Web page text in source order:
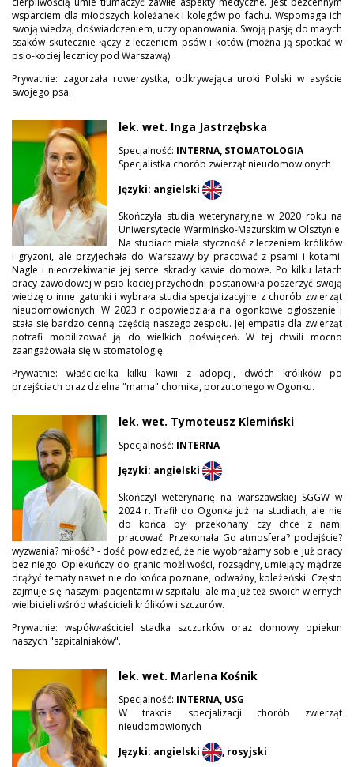
wsparciem dla młodszych koleżanek i kolegów po fachu. Wspomaga ich
swoją wiedzą, doświadczeniem, uczy opanowania. Swoją pasję do małych
ssaków skutecznie łączy z leczeniem psów i kotów (można ją spotkać w
psio-kociej lecznicy pod Warszawą).
Prywatnie: zagorzała rowerzystka, odkrywająca uroki Polski w asyście
swojego psa.
lek. wet. Inga Jastrzębska
Specjalność: INTERNA, STOMATOLOGIA
Specjalistka chorób zwierząt nieudomowionych
Języki: angielski
Skończyła studia weterynaryjne w 2020 roku na
Uniwersytecie Warmińsko-Mazurskim w Olsztynie.
Na studiach miała styczność z leczeniem królików
i gryzoni, ale przyjechała do Warszawy by pracować z psami i kotami.
Nagle i nieoczekiwanie jej serce skradły kawie domowe. Po kilku latach
pracy zawodowej w psio-kociej przychodni postanowiła poszerzyć swoją
wiedzę o inne gatunki i wybrała studia specjalizacyjne z chorób zwierząt
nieudomowionych. W 2023 r odpowiedziała na ogonkowe ogłoszenie i
stała się bardzo cenną częścią naszego zespołu. Jej empatia dla zwierząt
potrafi mobilizować ją do wielkich poświęceń. W tej chwili mocno
zaangażowała się w stomatologię.
Prywatnie: właścicielka kilku kawii z adopcji, dwóch królików po
przejściach oraz dzielna "mama" chomika, porzuconego w Ogonku.
lek. wet. Tymoteusz Klemiński
Specjalność: INTERNA
Języki: angielski
Skończył weterynarię na warszawskiej SGGW w
2024 r. Trafił do Ogonka już na studiach, ale nie
do końca był przekonany czy chce z nami
pracować. Przekonała Go atmosfera? podejście?
wyzwania? miłość? - dość powiedzieć, że nie wyobrażamy sobie już pracy
bez niego. Opiekuńczy do granic możliwości, rozsądny, umiejący mądrze
drążyć tematy nawet nie do końca poznane, odważny, koleżeński. Często
zajmuje się naszymi pacjentami w szpitalu, ale ma już też swoich wiernych
wielbicieli wśród właścicieli królików i szczurów.
Prywatnie: współwłaściciel stadka szczurków oraz domowy opiekun
naszych "szpitalniaków".
lek. wet. Marlena Kośnik
Specjalność: INTERNA, USG
W trakcie specjalizacji chorób zwierząt
nieudomowionych
Języki: angielski
, rosyjski